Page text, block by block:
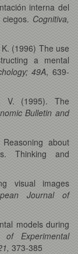
interna del
Cognitiva,
(1996) The use
a mental
49A, 639-
V. (1995). The
Bulletin and
about
Thinking and
visual images
Journal of
models during
of Experimental
373-385